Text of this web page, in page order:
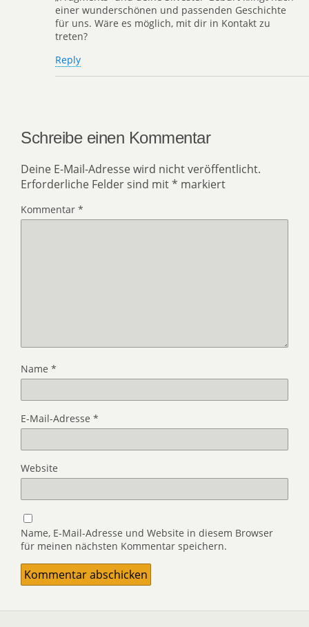
einer wunderschönen und passenden Geschichte
für uns. Wäre es möglich, mit dir in Kontakt zu
treten?
Reply
Schreibe einen Kommentar
Deine E-Mail-Adresse wird nicht veröffentlicht.
Erforderliche Felder sind mit* markiert
Kommentar *
Name *
E-Mail-Adresse *
Website
Name, E-Mail-Adresse und Website in diesem Browser
für meinen nächsten Kommentar speichern.